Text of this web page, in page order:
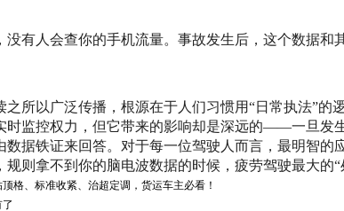
没有人会查你的手机流量。事故发生后，这个数据
之所以广泛传播，根源在于人们习惯用“日常执法”的
时监控权力，但它带来的影响却是深远的——一旦发
数据铁证来回答。对于每一位驾驶人而言，最明智
规则拿不到你的脑电波数据的时候，疲劳驾驶最大的“
顶格、标准收紧、治超定调，货运车主必看！